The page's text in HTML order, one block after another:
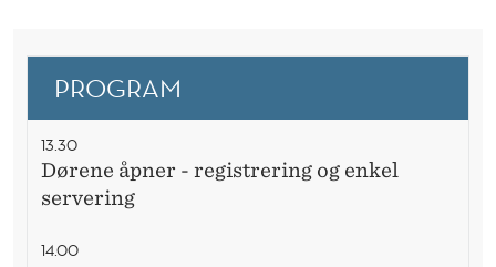
PROGRAM
13.30
Dørene åpner - registrering og enkel
servering
14.00